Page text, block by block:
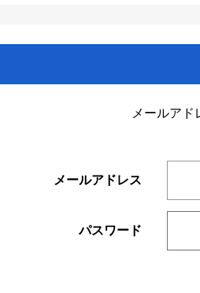
メールアド
メールアドレス
パスワード